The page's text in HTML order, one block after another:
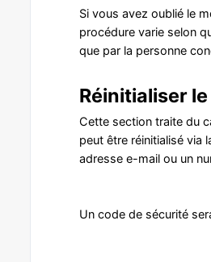
Si vous avez oublié le
procédure varie selon
que par la personne
Réinitialiser
Cette section traite du
peut être réinitialisé via
adresse e-mail ou un
Un code de sécurité